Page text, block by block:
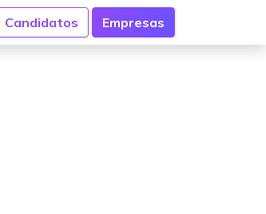
Candidatos Empresas